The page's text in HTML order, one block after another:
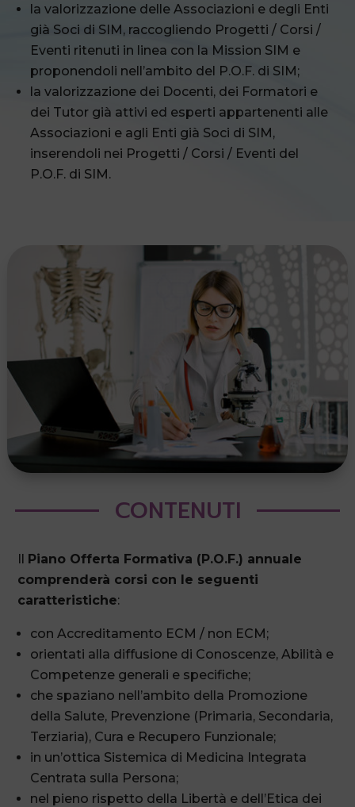
la valorizzazione delle Associazioni e degli Enti
già Soci di SIM, raccogliendo Progetti / Corsi /
Eventi ritenuti in linea con la Mission SIM e
proponendoli nell’ambito del P.O.F. di SIM;
la valorizzazione dei Docenti, dei Formatori e
dei Tutor già attivi ed esperti appartenenti alle
Associazioni e agli Enti già Soci di SIM,
inserendoli nei Progetti / Corsi / Eventi del
P.O.F. di SIM.
CONTENUTI
Il Piano Offerta Formativa (P.O.F.) annuale
comprenderà corsi con le seguenti
caratteristiche:
con Accreditamento ECM / non ECM;
orientati alla diffusione di Conoscenze, Abilità e
Competenze generali e specifiche;
che spaziano nell’ambito della Promozione
della Salute, Prevenzione (Primaria, Secondaria,
Terziaria), Cura e Recupero Funzionale;
in un’ottica Sistemica di Medicina Integrata
Centrata sulla Persona;
nel pieno rispetto della Libertà e dell’Etica dei